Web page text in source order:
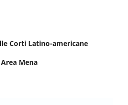
Corti Latino-americane
Mena